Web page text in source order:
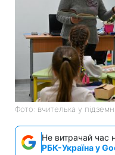
Фото: вчителька у
Не витрачай час
РБК-Україна у